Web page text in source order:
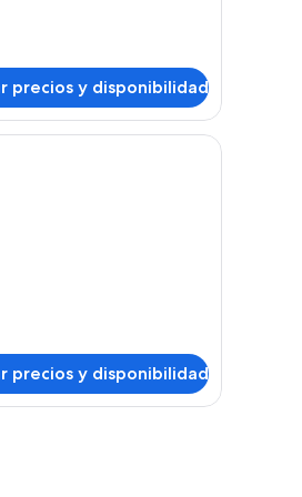
precios y disponibilidad
Una habitación con dos camas de madera,
precios y disponibilidad